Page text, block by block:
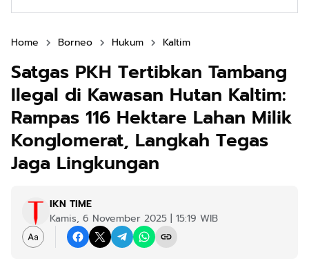
Home Borneo Hukum Kaltim
Satgas PKH Tertibkan Tambang
Ilegal di Kawasan Hutan Kaltim:
Rampas 116 Hektare Lahan Milik
Konglomerat, Langkah Tegas
Jaga Lingkungan
IKN TIME
Kamis, 6 November 2025 | 15:19 WIB